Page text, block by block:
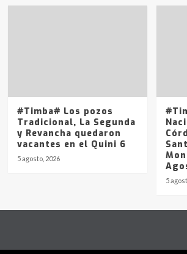
#Timba# Los pozos
Tradicional, La Segunda
y Revancha quedaron
vacantes en el Quini 6
5 agosto, 2026
5